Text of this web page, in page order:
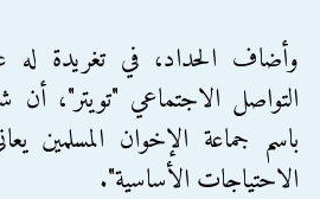
وأضاف الحداد، في تغريدة له
التواصل الاجتماعي "تويتر"، أن
باسم جماعة الإخوان المسلمين
الاحتياجات الأساسية".